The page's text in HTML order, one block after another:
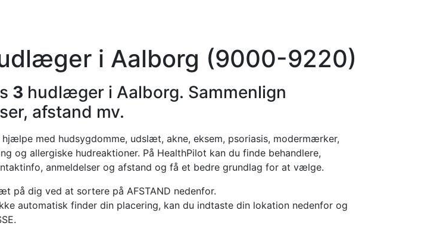
i Aalborg (9000-9220)
3 hudlæger i Aalborg. Sammenlign
afstand mv.
med hudsygdomme, udslæt, akne, eksem, psoriasis, modermærker,
og allergiske hudreaktioner. På HealthPilot kan du finde behandlere,
anmeldelser og afstand og få et bedre grundlag for at vælge.
på dig ved at sortere på AFSTAND nedenfor.
automatisk finder din placering, kan du indtaste din lokation nedenfor og